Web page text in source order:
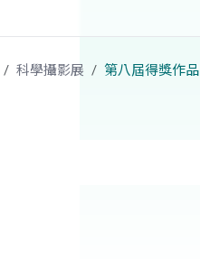
科學攝影展 第八屆得獎作品